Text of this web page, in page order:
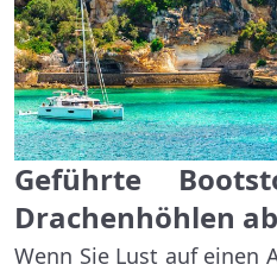
Geführte
Drachenhöhlen
Wenn Sie Lust auf einen